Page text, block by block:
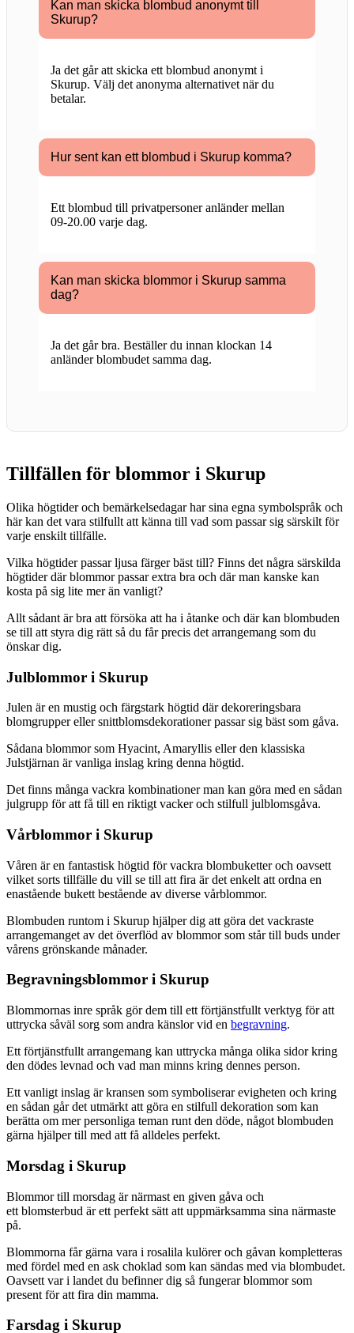
Kan man skicka blombud anonymt till
Skurup?
Ja det går att skicka ett blombud anonymt i
Skurup. Välj det anonyma alternativet när du
betalar.
Hur sent kan ett blombud i Skurup komma?
Ett blombud till privatpersoner anländer mellan
09-20.00 varje dag.
Kan man skicka blommor i Skurup samma
dag?
Ja det går bra. Beställer du innan klockan 14
anländer blombudet samma dag.
Tillfällen för blommor i Skurup
Olika högtider och bemärkelsedagar har sina egna symbolspråk och
här kan det vara stilfullt att känna till vad som passar sig särskilt för
varje enskilt tillfälle.
Vilka högtider passar ljusa färger bäst till? Finns det några särskilda
högtider där blommor passar extra bra och där man kanske kan
kosta på sig lite mer än vanligt?
Allt sådant är bra att försöka att ha i åtanke och där kan blombuden
se till att styra dig rätt så du får precis det arrangemang som du
önskar dig.
Julblommor i Skurup
Julen är en mustig och färgstark högtid där dekoreringsbara
blomgrupper eller snittblomsdekorationer passar sig bäst som gåva.
Sådana blommor som Hyacint, Amaryllis eller den klassiska
Julstjärnan är vanliga inslag kring denna högtid.
Det finns många vackra kombinationer man kan göra med en sådan
julgrupp för att få till en riktigt vacker och stilfull julblomsgåva.
Vårblommor i Skurup
Våren är en fantastisk högtid för vackra blombuketter och oavsett
vilket sorts tillfälle du vill se till att fira är det enkelt att ordna en
enastående bukett bestående av diverse vårblommor.
Blombuden runtom i Skurup hjälper dig att göra det vackraste
arrangemanget av det överflöd av blommor som står till buds under
vårens grönskande månader.
Begravningsblommor i Skurup
Blommornas inre språk gör dem till ett förtjänstfullt verktyg för att
uttrycka såväl sorg som andra känslor vid en begravning.
Ett förtjänstfullt arrangemang kan uttrycka många olika sidor kring
den dödes levnad och vad man minns kring dennes person.
Ett vanligt inslag är kransen som symboliserar evigheten och kring
en sådan går det utmärkt att göra en stilfull dekoration som kan
berätta om mer personliga teman runt den döde, något blombuden
gärna hjälper till med att få alldeles perfekt.
Morsdag i Skurup
Blommor till morsdag är närmast en given gåva och
ett blomsterbud är ett perfekt sätt att uppmärksamma sina närmaste
på.
Blommorna får gärna vara i rosalila kulörer och gåvan kompletteras
med fördel med en ask choklad som kan sändas med via blombudet.
Oavsett var i landet du befinner dig så fungerar blommor som
present för att fira din mamma.
Farsdag i Skurup